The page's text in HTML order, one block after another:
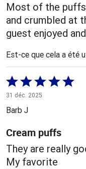
Most of the
and crumbled at
guest enjoyed
Est-ce que cela a été
Coté
5 sur
5
31 déc. 2025
Barb J
Cream puffs
They are really
My favorite